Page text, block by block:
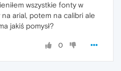
wszystkie fonty w
arial, potem na calibri ale
jakiś pomysł?
0